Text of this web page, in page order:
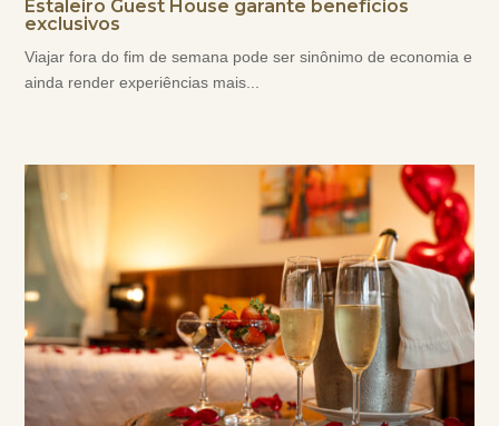
Estaleiro Guest House garante benefícios
exclusivos
Viajar fora do fim de semana pode ser sinônimo de economia e
ainda render experiências mais...